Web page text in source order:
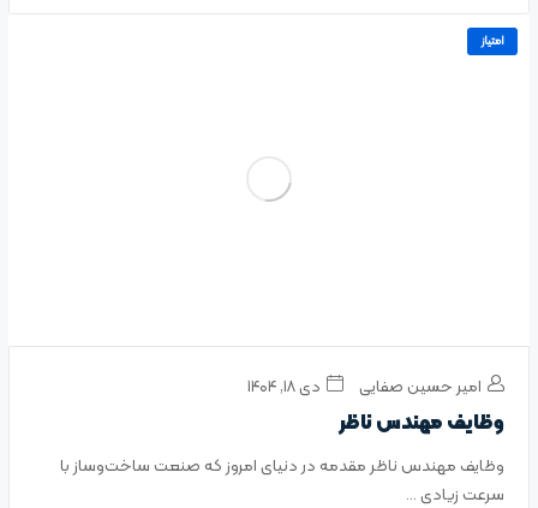
امتیاز
امیر حسین صفایی دی ۱۸, ۱۴۰۴
وظایف مهندس ناظر
وظایف مهندس ناظر مقدمه در دنیای امروز که صنعت ساخت‌وساز با
سرعت زیادی ...